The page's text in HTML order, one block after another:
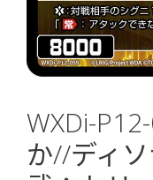
WXDi-
か//ディ